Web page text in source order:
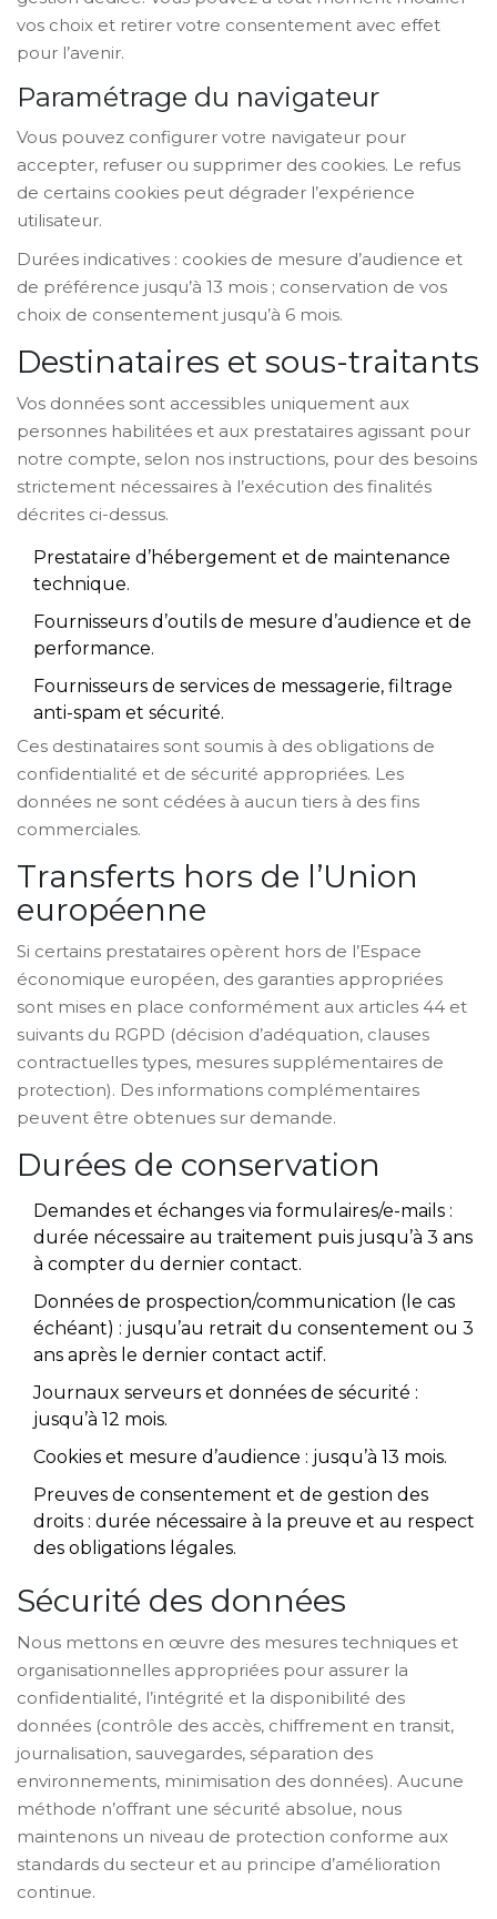
vos choix et retirer votre consentement avec effet
pour l’avenir.
Paramétrage du navigateur
Vous pouvez configurer votre navigateur pour
accepter, refuser ou supprimer des cookies. Le refus
de certains cookies peut dégrader l’expérience
utilisateur.
Durées indicatives : cookies de mesure d’audience et
de préférence jusqu’à 13 mois ; conservation de vos
choix de consentement jusqu’à 6 mois.
Destinataires et sous-traitants
Vos données sont accessibles uniquement aux
personnes habilitées et aux prestataires agissant pour
notre compte, selon nos instructions, pour des besoins
strictement nécessaires à l’exécution des finalités
décrites ci-dessus.
Prestataire d’hébergement et de maintenance
technique.
Fournisseurs d’outils de mesure d’audience et de
performance.
Fournisseurs de services de messagerie, filtrage
anti-spam et sécurité.
Ces destinataires sont soumis à des obligations de
confidentialité et de sécurité appropriées. Les
données ne sont cédées à aucun tiers à des fins
commerciales.
Transferts hors de l’Union
européenne
Si certains prestataires opèrent hors de l’Espace
économique européen, des garanties appropriées
sont mises en place conformément aux articles 44 et
suivants du RGPD (décision d’adéquation, clauses
contractuelles types, mesures supplémentaires de
protection). Des informations complémentaires
peuvent être obtenues sur demande.
Durées de conservation
Demandes et échanges via formulaires/e-mails :
durée nécessaire au traitement puis jusqu’à 3 ans
à compter du dernier contact.
Données de prospection/communication (le cas
échéant) : jusqu’au retrait du consentement ou 3
ans après le dernier contact actif.
Journaux serveurs et données de sécurité :
jusqu’à 12 mois.
Cookies et mesure d’audience : jusqu’à 13 mois.
Preuves de consentement et de gestion des
droits : durée nécessaire à la preuve et au respect
des obligations légales.
Sécurité des données
Nous mettons en œuvre des mesures techniques et
organisationnelles appropriées pour assurer la
confidentialité, l’intégrité et la disponibilité des
données (contrôle des accès, chiffrement en transit,
journalisation, sauvegardes, séparation des
environnements, minimisation des données). Aucune
méthode n’offrant une sécurité absolue, nous
maintenons un niveau de protection conforme aux
standards du secteur et au principe d’amélioration
continue.